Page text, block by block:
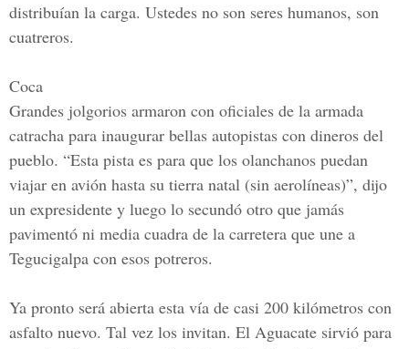
distribuían la carga. Ustedes no son seres humanos, son
cuatreros.
Coca
Grandes jolgorios armaron con oficiales de la armada
catracha para inaugurar bellas autopistas con dineros del
pueblo. “Esta pista es para que los olanchanos puedan
viajar en avión hasta su tierra natal (sin aerolíneas)”, dijo
un expresidente y luego lo secundó otro que jamás
pavimentó ni media cuadra de la carretera que une a
Tegucigalpa con esos potreros.
Ya pronto será abierta esta vía de casi 200 kilómetros con
asfalto nuevo. Tal vez los invitan. El Aguacate sirvió para